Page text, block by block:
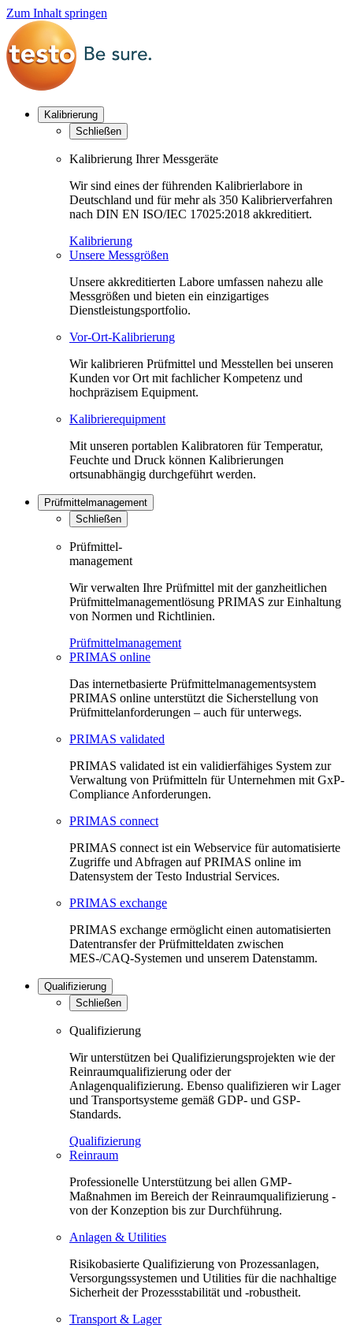
Zum Inhalt springen
Kalibrierung
Schließen
Kalibrierung Ihrer Messgeräte
Wir sind eines der führenden Kalibrierlabore in
Deutschland und für mehr als 350 Kalibrierverfahren
nach DIN EN ISO/IEC 17025:2018 akkreditiert.
Kalibrierung
Unsere Messgrößen
Unsere akkreditierten Labore umfassen nahezu alle
Messgrößen und bieten ein einzigartiges
Dienstleistungsportfolio.
Vor-Ort-Kalibrierung
Wir kalibrieren Prüfmittel und Messtellen bei unseren
Kunden vor Ort mit fachlicher Kompetenz und
hochpräzisem Equipment.
Kalibrierequipment
Mit unseren portablen Kalibratoren für Temperatur,
Feuchte und Druck können Kalibrierungen
ortsunabhängig durchgeführt werden.
Prüfmittelmanagement
Schließen
Prüfmittel-
management
Wir verwalten Ihre Prüfmittel mit der ganzheitlichen
Prüfmittelmanagementlösung PRIMAS zur Einhaltung
von Normen und Richtlinien.
Prüfmittelmanagement
PRIMAS online
Das internetbasierte Prüfmittelmanagementsystem
PRIMAS online unterstützt die Sicherstellung von
Prüfmittelanforderungen – auch für unterwegs.
PRIMAS validated
PRIMAS validated ist ein validierfähiges System zur
Verwaltung von Prüfmitteln für Unternehmen mit GxP-
Compliance Anforderungen.
PRIMAS connect
PRIMAS connect ist ein Webservice für automatisierte
Zugriffe und Abfragen auf PRIMAS online im
Datensystem der Testo Industrial Services.
PRIMAS exchange
PRIMAS exchange ermöglicht einen automatisierten
Datentransfer der Prüfmitteldaten zwischen
MES-/CAQ-Systemen und unserem Datenstamm.
Qualifizierung
Schließen
Qualifizierung
Wir unterstützen bei Qualifizierungsprojekten wie der
Reinraumqualifizierung oder der
Anlagenqualifizierung. Ebenso qualifizieren wir Lager
und Transportsysteme gemäß GDP- und GSP-
Standards.
Qualifizierung
Reinraum
Professionelle Unterstützung bei allen GMP-
Maßnahmen im Bereich der Reinraumqualifizierung -
von der Konzeption bis zur Durchführung.
Anlagen & Utilities
Risikobasierte Qualifizierung von Prozessanlagen,
Versorgungssystemen und Utilities für die nachhaltige
Sicherheit der Prozessstabilität und -robustheit.
Transport & Lager